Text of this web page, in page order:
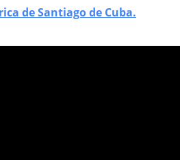
de Santiago de Cuba.